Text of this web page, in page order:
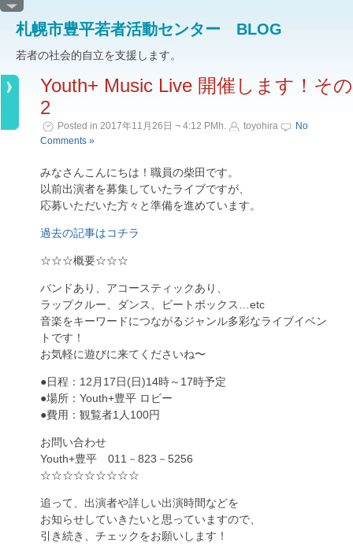
札幌市豊平若者活動センター BLOG
若者の社会的自立を支援します。
Youth+ Music Live 開催します！その
2
Posted in 2017年11月26日 ¬ 4:12 PMh. toyohira
No
Comments »
みなさんこんにちは！職員の柴田です。
以前出演者を募集していたライブですが、
応募いただいた方々と準備を進めています。
過去の記事はコチラ
☆☆☆概要☆☆☆
バンドあり、アコースティックあり、
ラップクルー、ダンス、ビートボックス…etc
音楽をキーワードにつながるジャンル多彩なライブイベン
トです！
お気軽に遊びに来てくださいね〜
●日程：12月17日(日)14時～17時予定
●場所：Youth+豊平 ロビー
●費用：観覧者1人100円
お問い合わせ
Youth+豊平 011－823－5256
☆☆☆☆☆☆☆☆☆
追って、出演者や詳しい出演時間などを
お知らせしていきたいと思っていますので、
引き続き、チェックをお願いします！